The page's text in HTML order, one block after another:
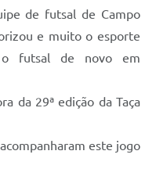
de futsal de Campo
e muito o esporte
o futsal de novo em
da 29ª edição da Taça
este jogo